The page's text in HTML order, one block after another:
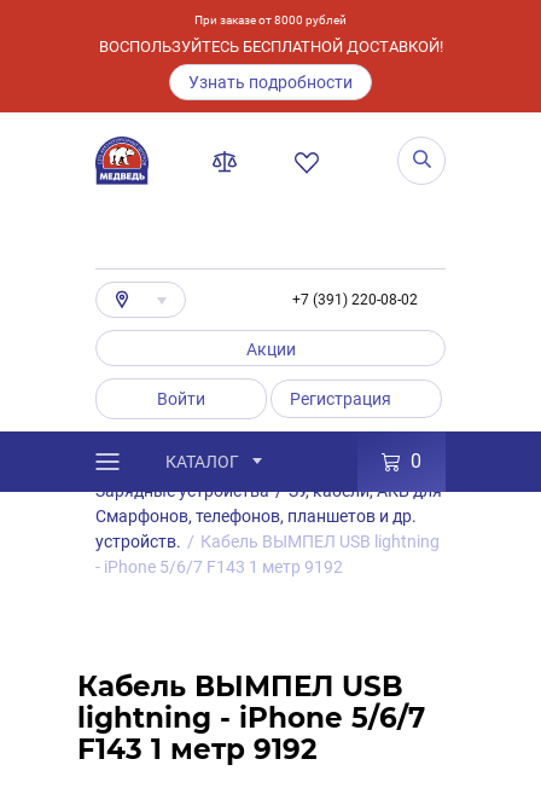
При заказе от 8000 рублей
ВОСПОЛЬЗУЙТЕСЬ БЕСПЛАТНОЙ ДОСТАВКОЙ!
Узнать подробности
+7 (391) 220-08-02
Акции
Войти Регистрация
КАТАЛОГ 0
Каталог / Товары Аксессуары
/
Зарядные устройства / ЗУ, кабели, АКБ для
Смарфонов, телефонов, планшетов и др.
устройств. / Кабель ВЫМПЕЛ USB lightning
- iPhone 5/6/7 F143 1 метр 9192
Кабель ВЫМПЕЛ USB
lightning - iPhone 5/6/7
F143 1 метр 9192